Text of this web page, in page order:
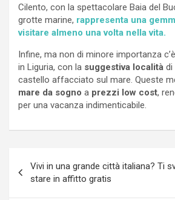
Cilento, con la spettacolare Baia del
grotte marine, rappresenta una
visitare almeno una volta nella vita.
Infine, ma non di minore importanza
in Liguria, con la suggestiva località di
castello affacciato sul mare. Queste
mare da sogno a prezzi low cost,
per una vacanza indimenticabile.
articoli
Vivi in una grande città italiana? Ti
stare in affitto gratis